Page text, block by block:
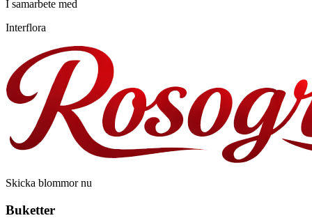
I samarbete med
Interflora
Skicka blommor nu
Buketter